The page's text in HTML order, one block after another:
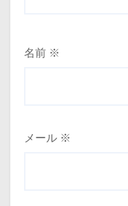
名前 ※
メール ※